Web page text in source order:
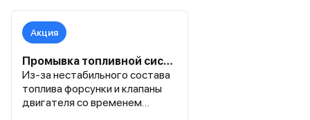
Акция
Промывка топливной системы за 5.900 ₽ - с учетом работ и расходных материалов
Из-за нестабильного состава
топлива форсунки и клапаны
двигателя со временем